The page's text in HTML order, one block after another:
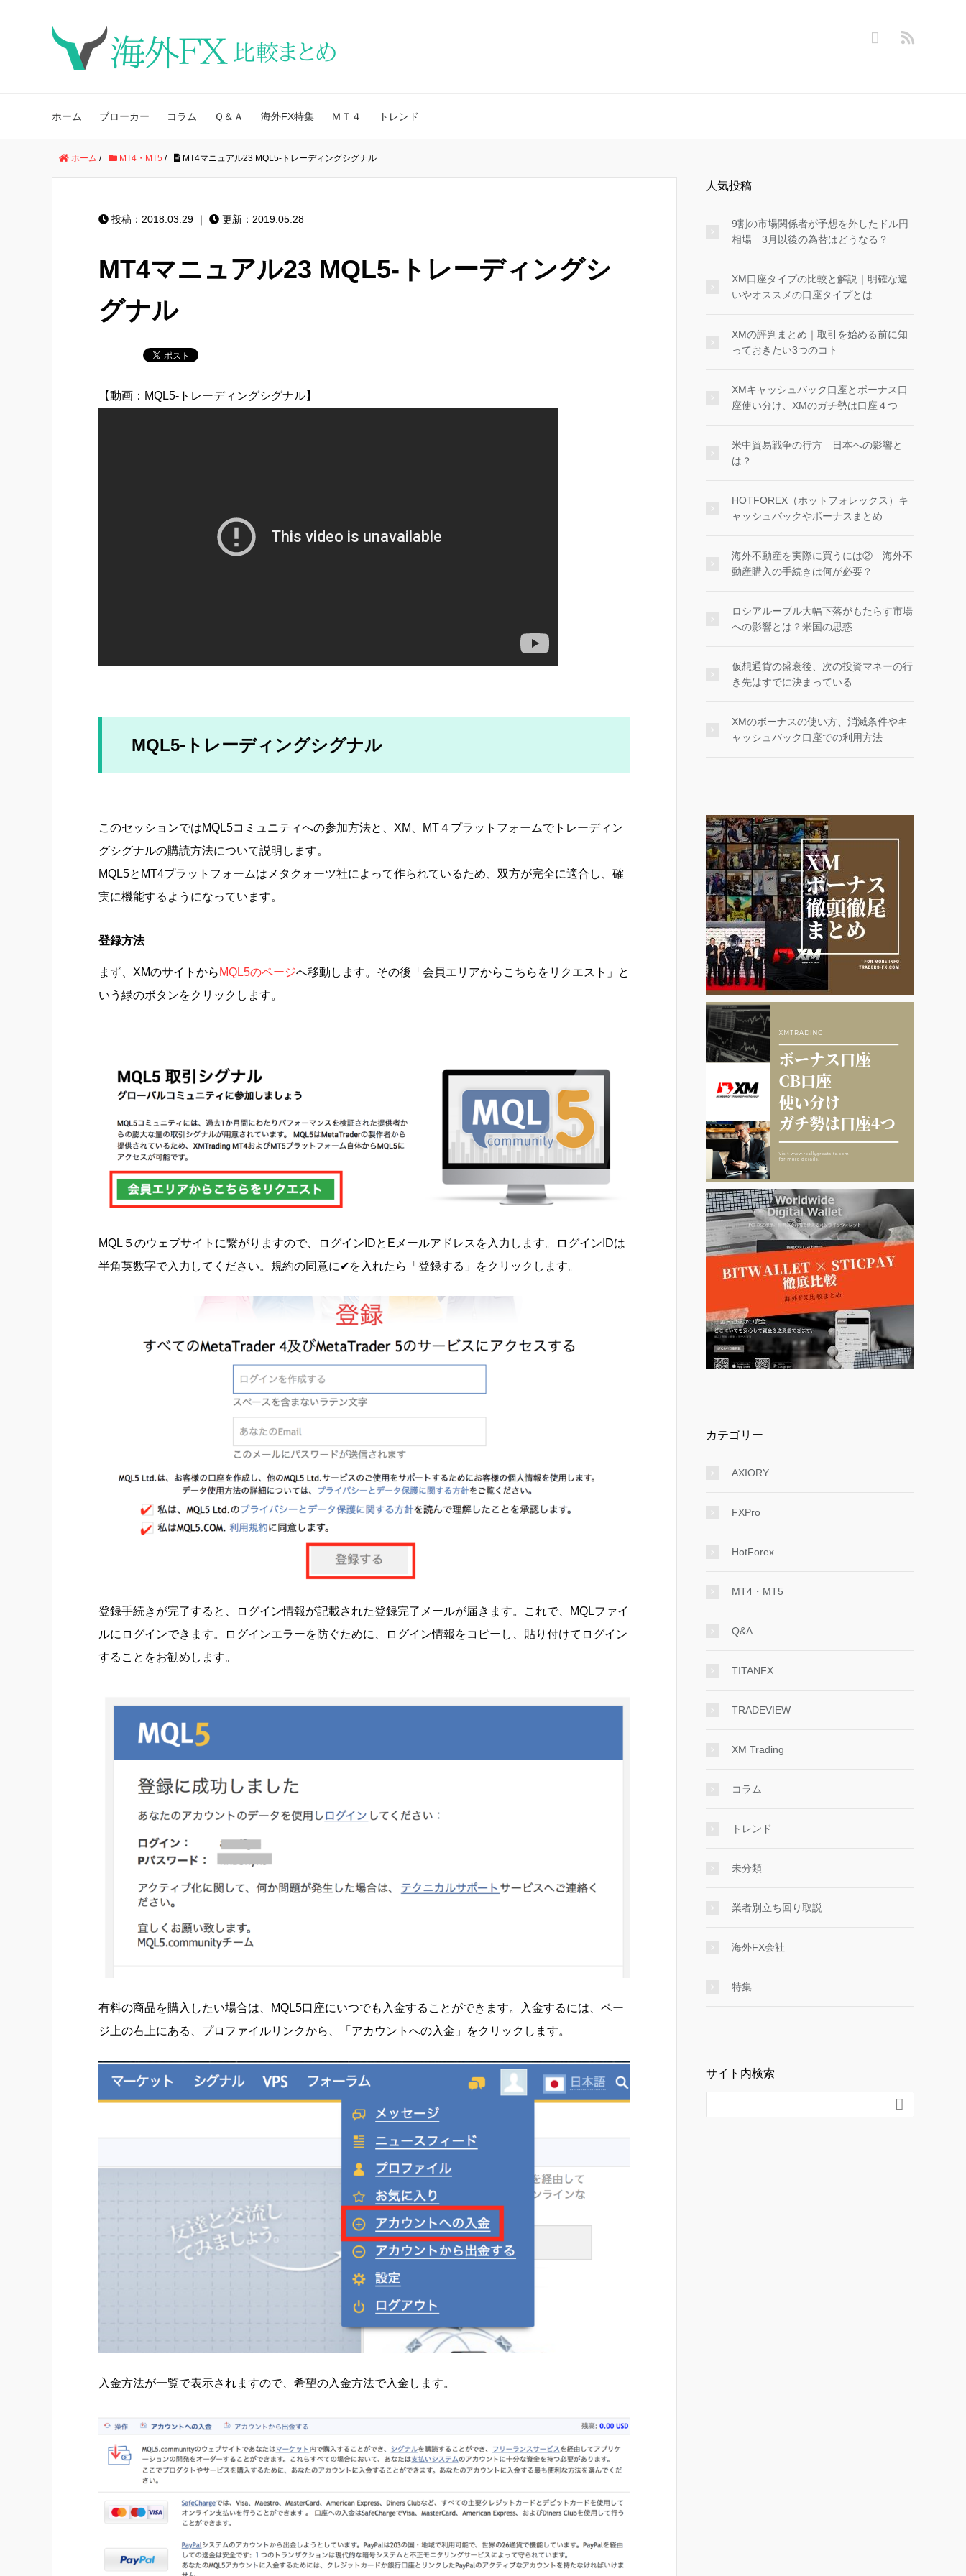
ホーム ブローカー コラム Ｑ＆Ａ 海外FX特集 ＭＴ４ トレンド
ホーム / MT4・MT5 / MT4マニュアル23 MQL5-トレーディングシグナル
投稿：2018.03.29 ｜ 更新：2019.05.28
MT4マニュアル23 MQL5-トレーディングシ
グナル
【動画：MQL5-トレーディングシグナル】
MQL5-トレーディングシグナル
このセッションではMQL5コミュニティへの参加方法と、XM、MT４プラットフォームでトレーディン
グシグナルの購読方法について説明します。
MQL5とMT4プラットフォームはメタクォーツ社によって作られているため、双方が完全に適合し、確
実に機能するようになっています。
登録方法
まず、XMのサイトから MQL5のページへ移動します。その後「会員エリアからこちらをリクエスト」と
いう緑のボタンをクリックします。
MQL５のウェブサイトに繋がりますので、ログインIDとEメールアドレスを入力します。ログインIDは
半角英数字で入力してください。規約の同意に✔︎を入れたら「登録する」をクリックします。
登録手続きが完了すると、ログイン情報が記載された登録完了メールが届きます。これで、MQLファイ
ルにログインできます。ログインエラーを防ぐために、ログイン情報をコピーし、貼り付けてログイン
することをお勧めします。
有料の商品を購入したい場合は、MQL5口座にいつでも入金することができます。入金するには、ペー
ジ上の右上にある、プロファイルリンクから、「アカウントへの入金」をクリックします。
入金方法が一覧で表示されますので、希望の入金方法で入金します。
人気投稿
9割の市場関係者が予想を外したドル円
相場 3月以後の為替はどうなる？
XM口座タイプの比較と解説｜明確な違
いやオススメの口座タイプとは
XMの評判まとめ｜取引を始める前に知
っておきたい3つのコト
XMキャッシュバック口座とボーナス口
座使い分け、XMのガチ勢は口座４つ
米中貿易戦争の行方 日本への影響と
は？
HOTFOREX（ホットフォレックス）キ
ャッシュバックやボーナスまとめ
海外不動産を実際に買うには② 海外不
動産購入の手続きは何が必要？
ロシアルーブル大幅下落がもたらす市場
への影響とは？米国の思惑
仮想通貨の盛衰後、次の投資マネーの行
き先はすでに決まっている
XMのボーナスの使い方、消滅条件やキ
ャッシュバック口座での利用方法
カテゴリー
AXIORY
FXPro
HotForex
MT4・MT5
Q&A
TITANFX
TRADEVIEW
XM Trading
コラム
トレンド
未分類
業者別立ち回り取説
海外FX会社
特集
サイト内検索
